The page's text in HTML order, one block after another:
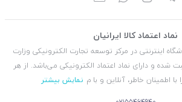
نماد اعتماد کالا ایرانیان
اینترنتی در مركز توسعه تجارت الكترونیكی وزارت
و دارای نماد اعتماد الكترونیكی می‌باشد. از هر
با اطمینان خاطر، آنلاین و با م نمایش بیشتر